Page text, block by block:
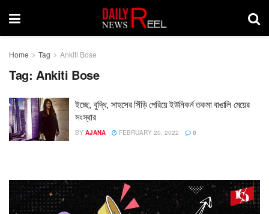
Home Tag Ankiti Bose
Tag: Ankiti Bose
ইচ্ছে, বুদ্ধি, সাহসের সিঁড়ি পেরিয়ে ইউনিকর্ন তকমা বাঙালি মেয়ের
সংস্থার
BY AJANA FEBRUARY 20, 2022 0